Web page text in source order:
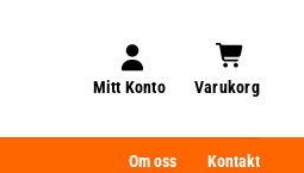
Mitt Konto Varukorg
Om oss Kontakt